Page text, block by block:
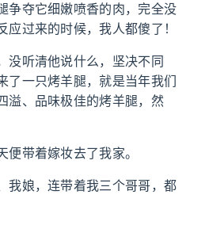
争夺它细嫩喷香的肉，完全没
过来的时候，我人都傻了！
没听清他说什么，坚决不同
了一只烤羊腿，就是当年我们
溢、品味极佳的烤羊腿，然
带着嫁妆去了我家。
我娘，连带着我三个哥哥，都